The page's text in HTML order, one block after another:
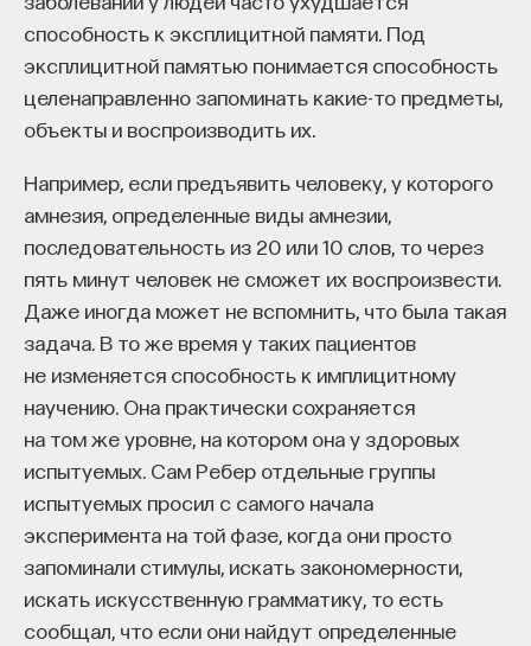
способность к эксплицитной памяти. Под
эксплицитной памятью понимается способность
целенаправленно запоминать какие-то предметы,
объекты и воспроизводить их.
Например, если предъявить человеку, у которого
амнезия, определенные виды амнезии,
последовательность из 20 или 10 слов, то через
пять минут человек не сможет их воспроизвести.
Даже иногда может не вспомнить, что была такая
задача. В то же время у таких пациентов
не изменяется способность к имплицитному
научению. Она практически сохраняется
на том же уровне, на котором она у здоровых
испытуемых. Сам Ребер отдельные группы
испытуемых просил с самого начала
эксперимента на той фазе, когда они просто
запоминали стимулы, искать закономерности,
искать искусственную грамматику, то есть
сообщал, что если они найдут определенные